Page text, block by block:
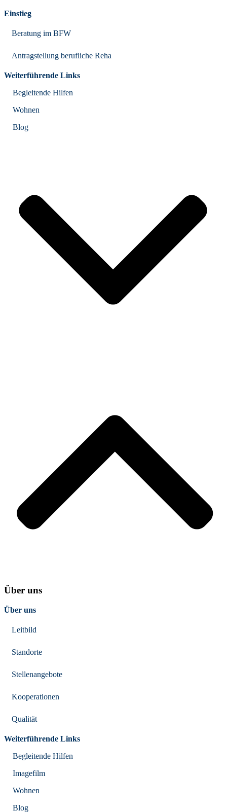
Einstieg
Beratung im BFW
Antragstellung berufliche Reha
Weiterführende Links
Begleitende Hilfen
Wohnen
Blog
Über uns
Über uns
Leitbild
Standorte
Stellenangebote
Kooperationen
Qualität
Weiterführende Links
Begleitende Hilfen
Imagefilm
Wohnen
Blog